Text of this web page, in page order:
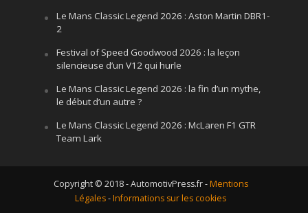
Le Mans Classic Legend 2026 : Aston Martin DBR1-
2
Festival of Speed Goodwood 2026 : la leçon
silencieuse d’un V12 qui hurle
Le Mans Classic Legend 2026 : la fin d’un mythe,
le début d’un autre ?
Le Mans Classic Legend 2026 : McLaren F1 GTR
Team Lark
Copyright © 2018 - AutomotivPress.fr -Mentions
Légales-Informations sur les cookies